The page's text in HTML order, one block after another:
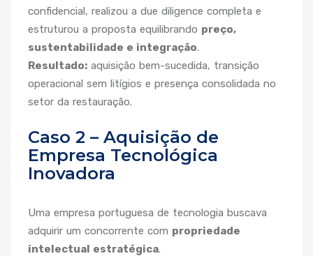
confidencial, realizou a due diligence completa e
estruturou a proposta equilibrando preço,
sustentabilidade e integração.
Resultado: aquisição bem-sucedida, transição
operacional sem litígios e presença consolidada no
setor da restauração.
Caso 2 – Aquisição de
Empresa Tecnológica
Inovadora
Uma empresa portuguesa de tecnologia buscava
adquirir um concorrente com propriedade
intelectual estratégica.